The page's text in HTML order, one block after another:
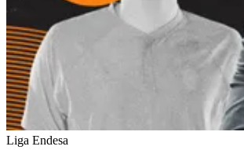
Liga Endesa